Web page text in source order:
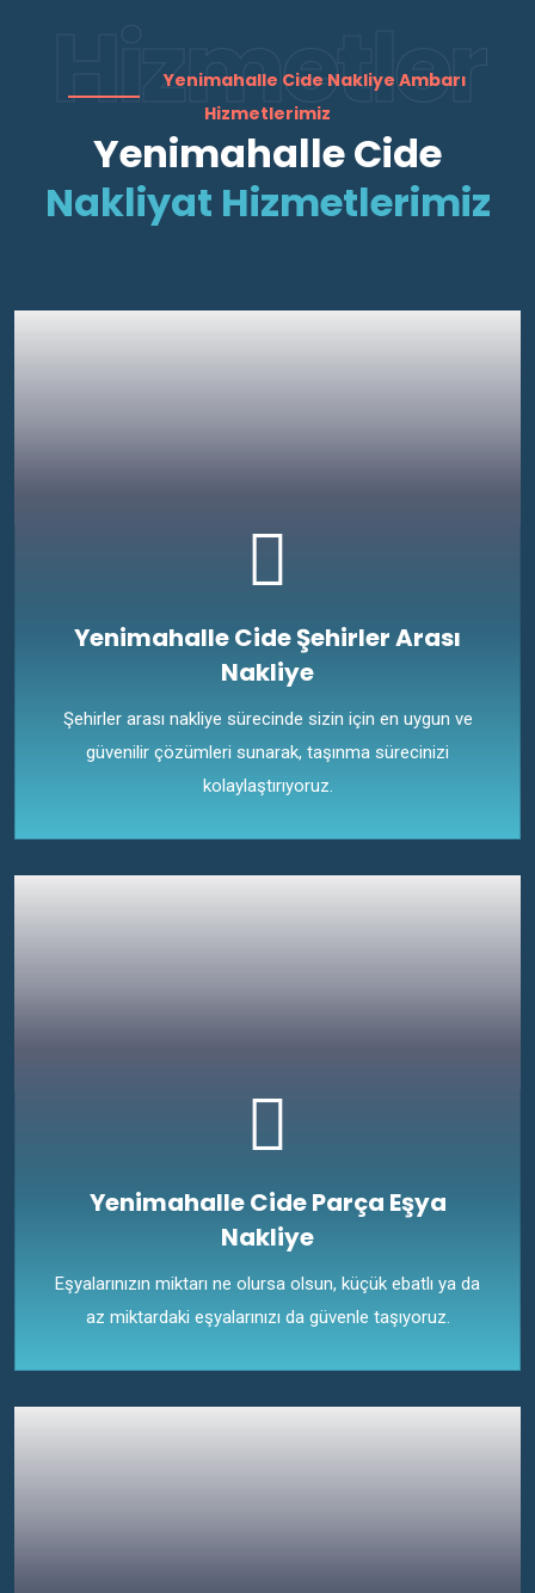
Hizmetler
Yenimahalle Cide Nakliye Ambarı
Hizmetlerimiz
Yenimahalle Cide
Nakliyat Hizmetlerimiz
Yenimahalle Cide Şehirler Arası
Nakliye
Şehirler arası nakliye sürecinde sizin için en uygun ve
güvenilir çözümleri sunarak, taşınma sürecinizi
kolaylaştırıyoruz.
Yenimahalle Cide Parça Eşya
Nakliye
Eşyalarınızın miktarı ne olursa olsun, küçük ebatlı ya da
az miktardaki eşyalarınızı da güvenle taşıyoruz.